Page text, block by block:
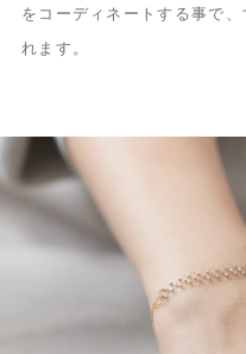
をコーディネートする事で
れます。